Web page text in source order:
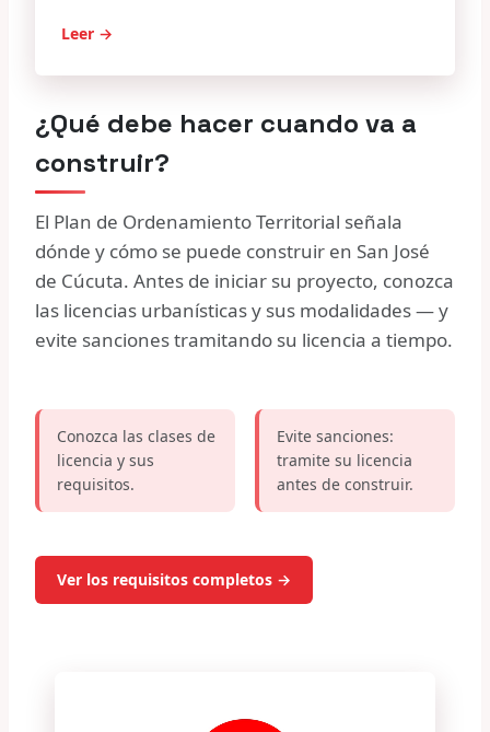
Leer →
¿Qué debe hacer cuando va a
construir?
El Plan de Ordenamiento Territorial señala
dónde y cómo se puede construir en San José
de Cúcuta. Antes de iniciar su proyecto, conozca
las licencias urbanísticas y sus modalidades — y
evite sanciones tramitando su licencia a tiempo.
Conozca las clases de
licencia y sus
requisitos.
Evite sanciones:
tramite su licencia
antes de construir.
Ver los requisitos completos →